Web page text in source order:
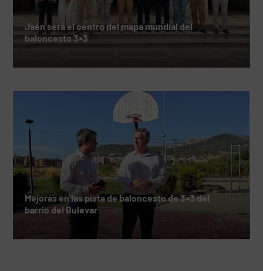
Jaén será el centro del mapa mundial del
baloncesto 3×3
Mejoras en las pista de baloncesto de 3×3 del
barrio del Bulevar